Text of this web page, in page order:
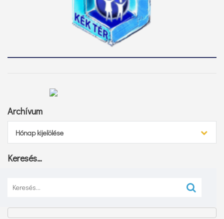
Archívum
Hónap kijelölése
Keresés…
Keresés: